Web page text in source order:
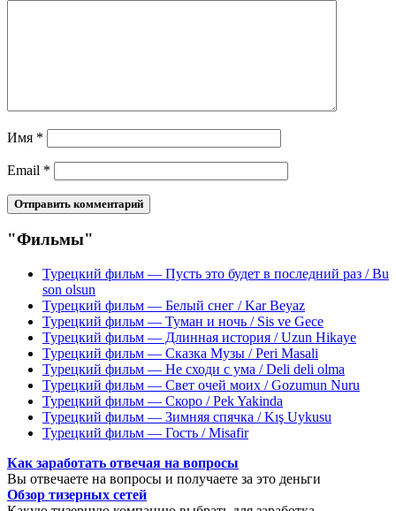
Имя *
Email *
"Фильмы"
Турецкий фильм — Пусть это будет в последний раз / Bu
son olsun
Турецкий фильм — Белый снег / Kar Beyaz
Турецкий фильм — Туман и ночь / Sis ve Gece
Турецкий фильм — Длинная история / Uzun Hikaye
Турецкий фильм — Сказка Музы / Peri Masali
Турецкий фильм — Не сходи с ума / Deli deli olma
Турецкий фильм — Свет очей моих / Gozumun Nuru
Турецкий фильм — Скоро / Pek Yakinda
Турецкий фильм — Зимняя спячка / Kış Uykusu
Турецкий фильм — Гость / Misafir
Как заработать отвечая на вопросы
Вы отвечаете на вопросы и получаете за это деньги
Обзор тизерных сетей